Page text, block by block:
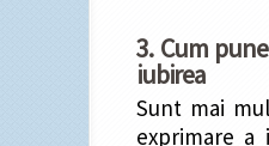
3. Cum
iubirea
Sunt mai
exprimare a